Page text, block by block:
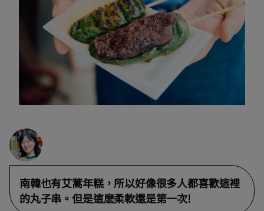
南韓也有艾蒿年糕，所以好像很多人都喜歡這裡
的丸子串。但是這麽柔軟還是第一次!